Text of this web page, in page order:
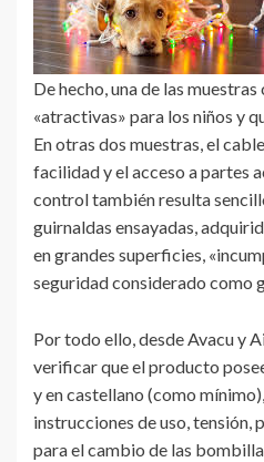
De hecho, una de las
«atractivas» para los niños y
En otras dos muestras, el
facilidad y el acceso a partes
control también resulta
guirnaldas ensayadas,
en grandes superficies,
seguridad considerado como
Por todo ello, desde Avacu y
verificar que el producto
y en castellano (como
instrucciones de uso, tensión,
para el cambio de las